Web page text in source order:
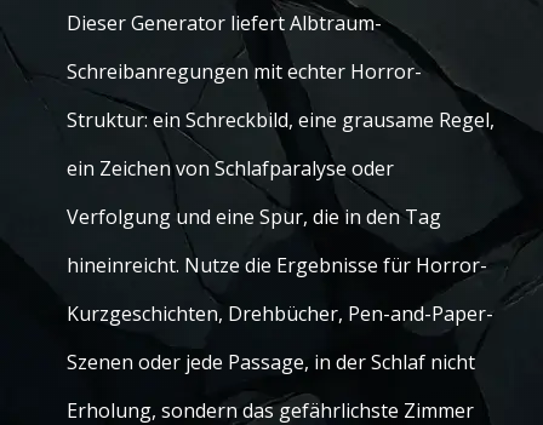
Dieser Generator liefert Albtraum-
Schreibanregungen mit echter Horror-
Struktur: ein Schreckbild, eine grausame Regel,
ein Zeichen von Schlafparalyse oder
Verfolgung und eine Spur, die in den Tag
hineinreicht. Nutze die Ergebnisse für Horror-
Kurzgeschichten, Drehbücher, Pen-and-Paper-
Szenen oder jede Passage, in der Schlaf nicht
Erholung, sondern das gefährlichste Zimmer